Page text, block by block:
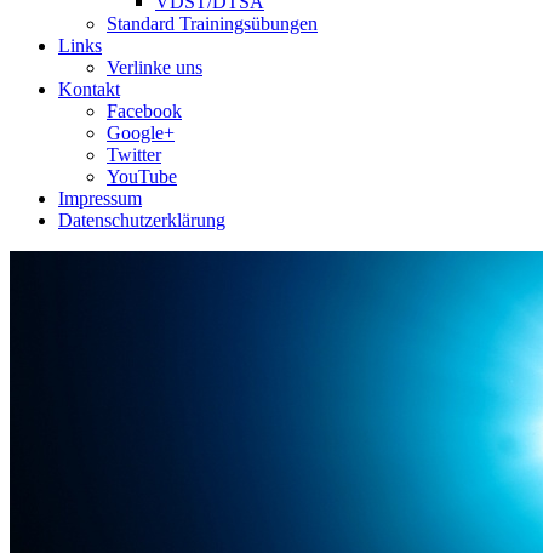
Standard Trainingsübungen
Links
Verlinke uns
Kontakt
Facebook
Google+
Twitter
YouTube
Impressum
Datenschutzerklärung
https://www.sidemount-